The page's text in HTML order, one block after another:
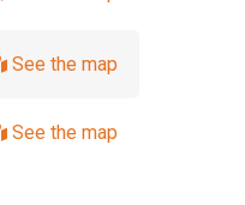
See the map
See the map